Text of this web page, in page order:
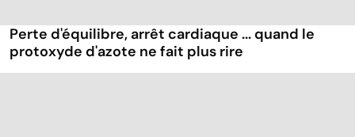
Perte d'équilibre, arrêt cardiaque ... quand le
protoxyde d'azote ne fait plus rire